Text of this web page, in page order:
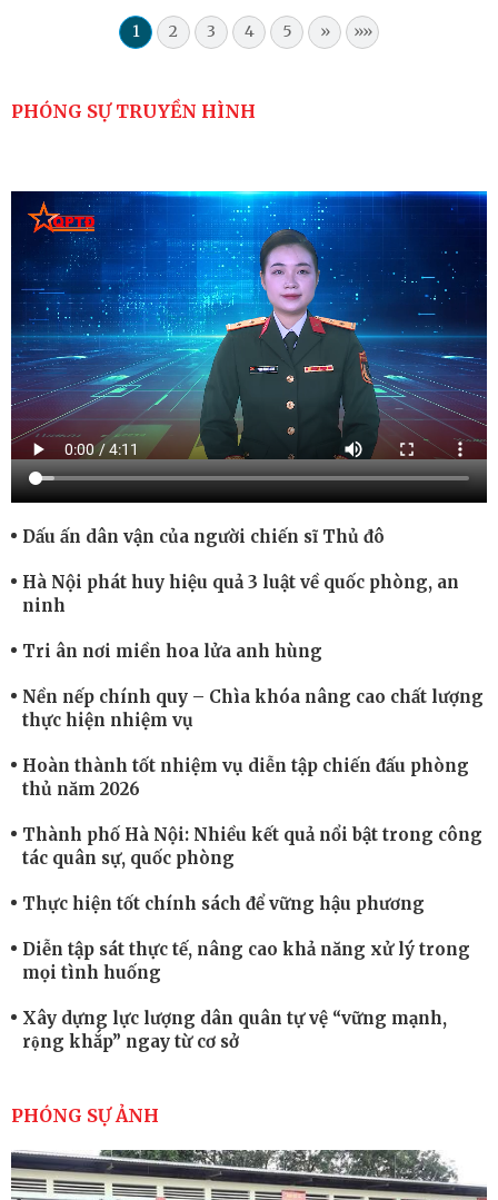
1 2 3 4 5 » »»
PHÓNG SỰ TRUYỀN HÌNH
Dấu ấn dân vận của người chiến sĩ Thủ đô
Hà Nội phát huy hiệu quả 3 luật về quốc phòng, an
ninh
Tri ân nơi miền hoa lửa anh hùng
Nền nếp chính quy – Chìa khóa nâng cao chất lượng
thực hiện nhiệm vụ
Hoàn thành tốt nhiệm vụ diễn tập chiến đấu phòng
thủ năm 2026
Thành phố Hà Nội: Nhiều kết quả nổi bật trong công
tác quân sự, quốc phòng
Thực hiện tốt chính sách để vững hậu phương
Diễn tập sát thực tế, nâng cao khả năng xử lý trong
mọi tình huống
Xây dựng lực lượng dân quân tự vệ “vững mạnh,
rộng khắp” ngay từ cơ sở
cao sức mạnh chiến đấu
Tiểu đoàn Thiết giáp hoàn thành tốt diễn tập chiến
thuật có bắn đạn thật
PHÓNG SỰ ẢNH